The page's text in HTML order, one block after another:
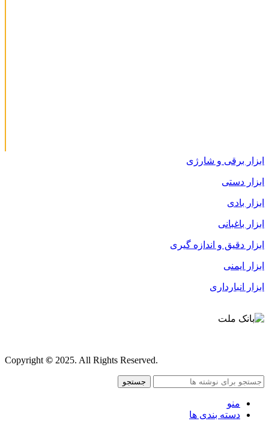
ابزار برقی و شارژی
ابزار دستی
ابزار بادی
ابزار باغبانی
ابزار دقیق و اندازه گیری
ابزار ایمنی
ابزار انبارداری
Copyright © 2025. All Rights Reserved.
جستجو
منو
دسته بندی ها